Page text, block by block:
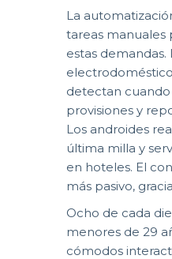
La
tareas manuales
estas demandas.
detectan cuando
provisiones y
Los androides
última milla y
en hoteles. El
más pasivo,
Ocho de cada
menores de 29
cómodos